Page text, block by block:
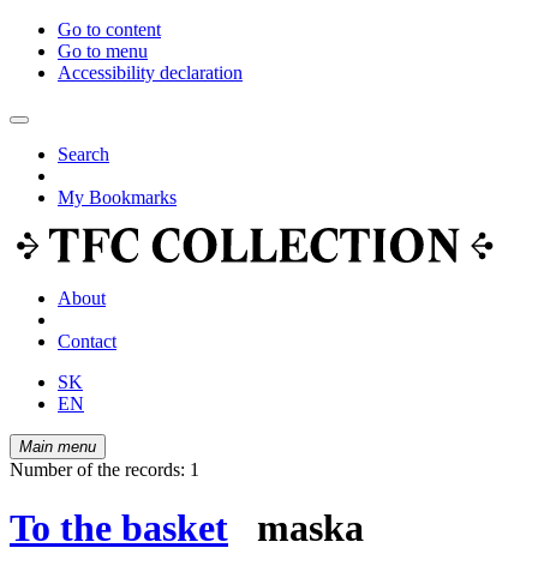
Go to content
Go to menu
Accessibility declaration
Search
My Bookmarks
About
Contact
SK
EN
Main menu
Number of the records: 1
To the basket maska